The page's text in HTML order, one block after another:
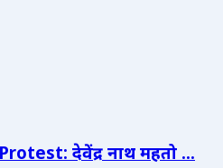
देवेंद्र नाथ महतो ...